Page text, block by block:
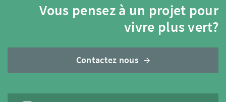
Vous pensez à un projet pour
vivre plus vert?
Contactez nous